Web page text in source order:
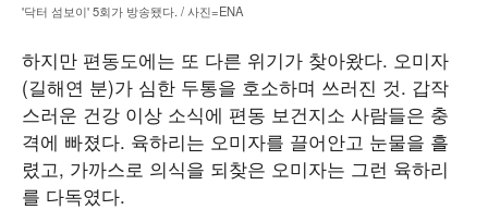
'닥터 섬보이' 5회가 방송됐다. / 사진=ENA
하지만 편동도에는 또 다른 위기가 찾아왔다. 오미자
(길해연 분)가 심한 두통을 호소하며 쓰러진 것. 갑작
스러운 건강 이상 소식에 편동 보건지소 사람들은 충
격에 빠졌다. 육하리는 오미자를 끌어안고 눈물을 흘
렸고, 가까스로 의식을 되찾은 오미자는 그런 육하리
를 다독였다.